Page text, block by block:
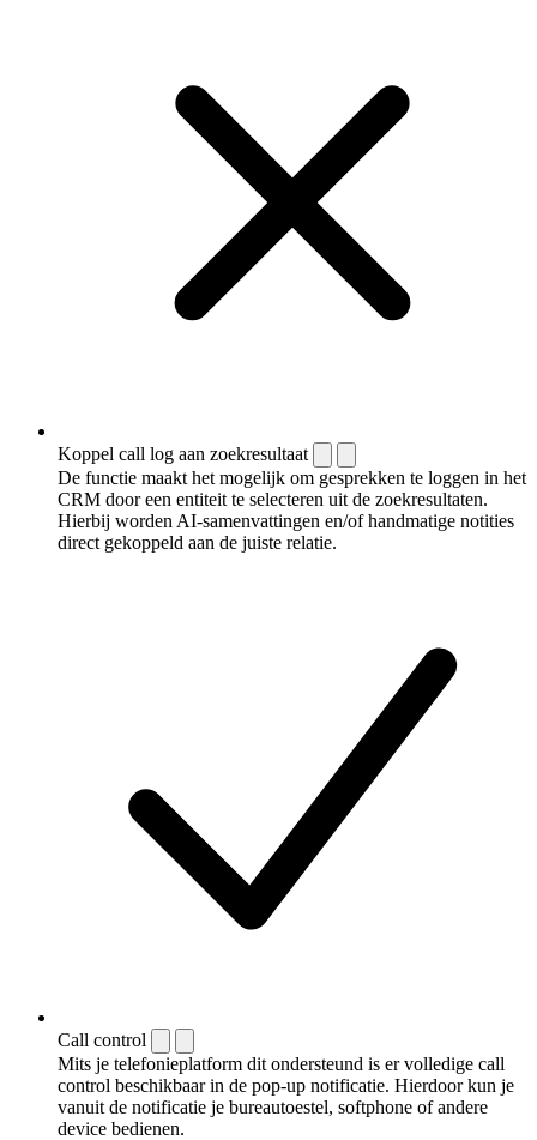
Koppel call log aan zoekresultaat
De functie maakt het mogelijk om gesprekken te loggen in het
CRM door een entiteit te selecteren uit de zoekresultaten.
Hierbij worden AI-samenvattingen en/of handmatige notities
direct gekoppeld aan de juiste relatie.
Call control
Mits je telefonieplatform dit ondersteund is er volledige call
control beschikbaar in de pop-up notificatie. Hierdoor kun je
vanuit de notificatie je bureautoestel, softphone of andere
device bedienen.